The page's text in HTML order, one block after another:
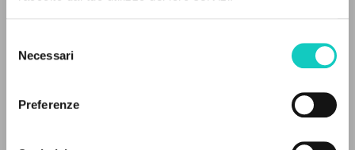
delNecessari
Preferenze
Editora Companhia Ilimitada LTDA
Pages: 3
bibliographic references, full texts in 5
languages, and dedicated thematic sections.